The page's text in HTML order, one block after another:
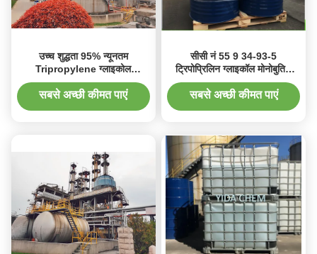
उच्च शुद्धता 95% न्यूनतम
Tripropylene ग्लाइकोल
Monobutyl ईथर कैस संख्या 55
934-93-5 के साथ
सबसे अच्छी कीमत पाएं
सीसी नं 55 9 34-93-5
ट्रिपोप्रिलिन ग्लाइकॉल मोनोबुतिल
ईथर रंगहीन पारदर्शी तरल
सबसे अच्छी कीमत पाएं